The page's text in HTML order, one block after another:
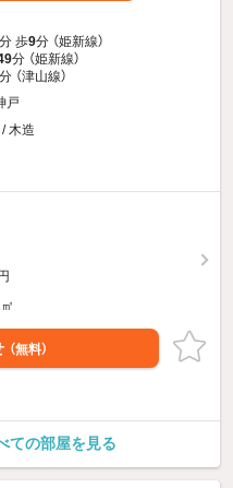
分 歩9分 （姫新線）
分 （姫新線）
分 （津山線）
戸
木造
（無料）
ての部屋を見る